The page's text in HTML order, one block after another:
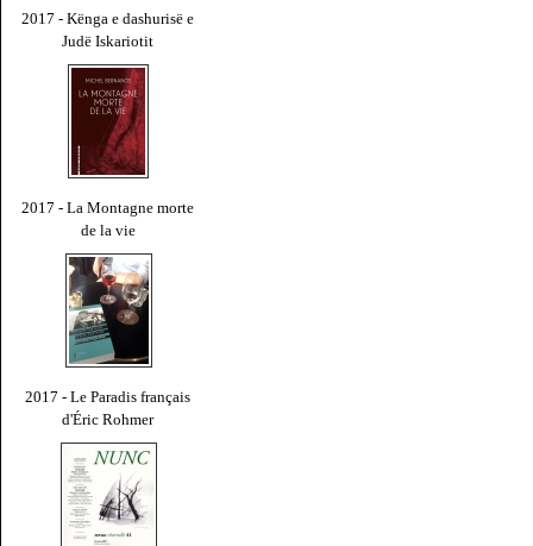
2017 - Kënga e dashurisë e
Judë Iskariotit
2017 - La Montagne morte
de la vie
2017 - Le Paradis français
d'Éric Rohmer